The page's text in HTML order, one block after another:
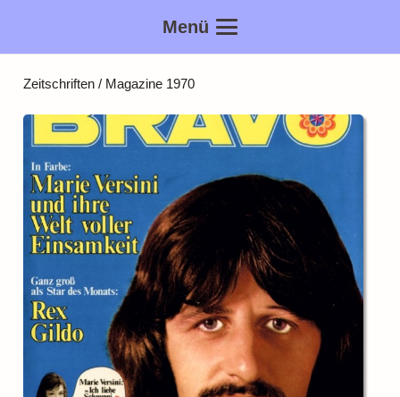
Menü
Zeitschriften / Magazine 1970